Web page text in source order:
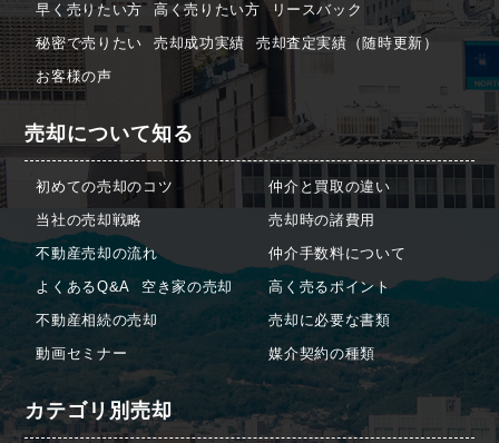
早く売りたい方 高く売りたい方
リースバック
秘密で売りたい
売却成功実績
売却査定実績（随時更新）
お客様の声
売却について知る
初めての売却のコツ
当社の売却戦略
不動産売却の流れ
よくあるQ&A
空き家の売却
不動産相続の売却
動画セミナー
仲介と買取の違い
売却時の諸費用
仲介手数料について
高く売るポイント
売却に必要な書類
媒介契約の種類
カテゴリ別売却